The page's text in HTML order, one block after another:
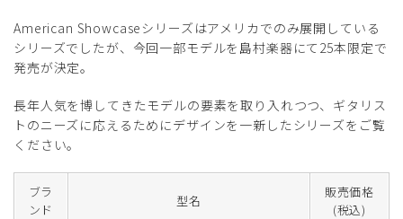
American Showcaseシリーズはアメリカでのみ展開している
シリーズでしたが、今回一部モデルを島村楽器にて25本限定で
発売が決定。
長年人気を博してきたモデルの要素を取り入れつつ、ギタリス
トのニーズに応えるためにデザインを一新したシリーズをご覧
ください。
ブラ
ンド
型名
販売価格
(税込)